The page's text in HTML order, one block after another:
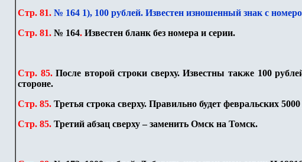
Стр. 81. № 164 1), 100 рублей. Известен изношенный знак с
Стр. 81. № 164. Известен бланк без номера и серии.
Стр. 85.После второй строки сверху. Известны также 100
стороне.
Стр. 85. Третья строка сверху. Правильно будет февральских
Стр. 85. Третий абзац сверху – заменить Омск на Томск.